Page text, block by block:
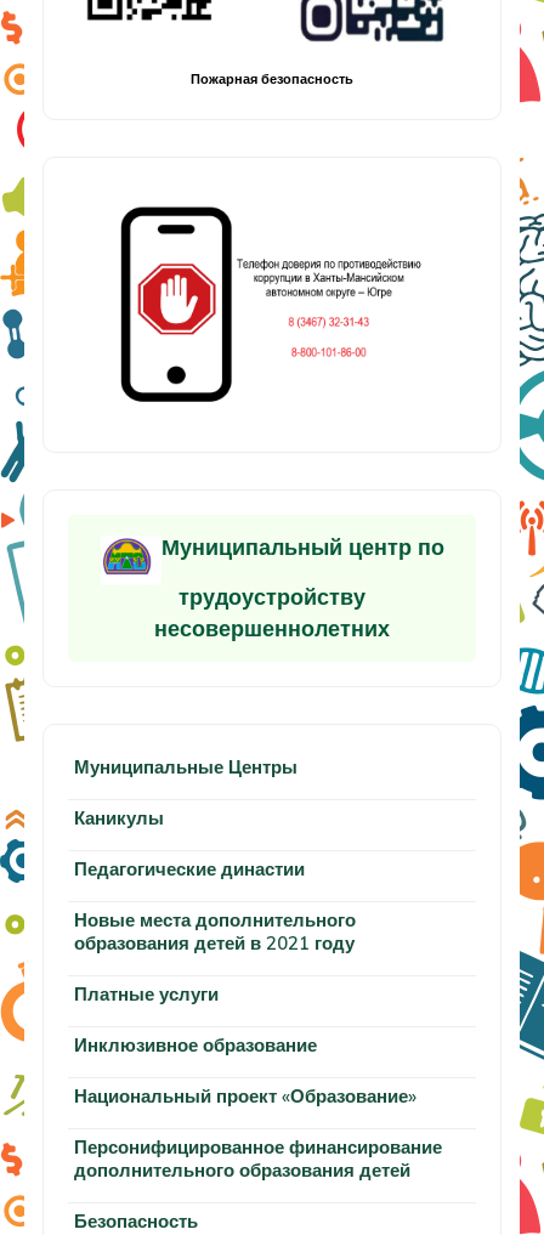
Пожарная безопасность
Муниципальный центр по
трудоустройству
несовершеннолетних
Муниципальные Центры
Каникулы
Педагогические династии
Новые места дополнительного
образования детей в 2021 году
Платные услуги
Инклюзивное образование
Национальный проект «Образование»
Персонифицированное финансирование
дополнительного образования детей
Безопасность